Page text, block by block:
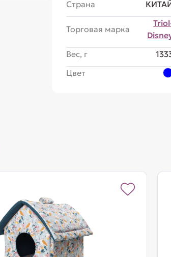
Страна
Торговая марка
Вес, г
Цвет